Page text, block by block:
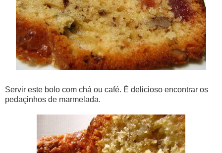
Servir este bolo com chá ou café. É delicioso encontrar os
pedaçinhos de marmelada.